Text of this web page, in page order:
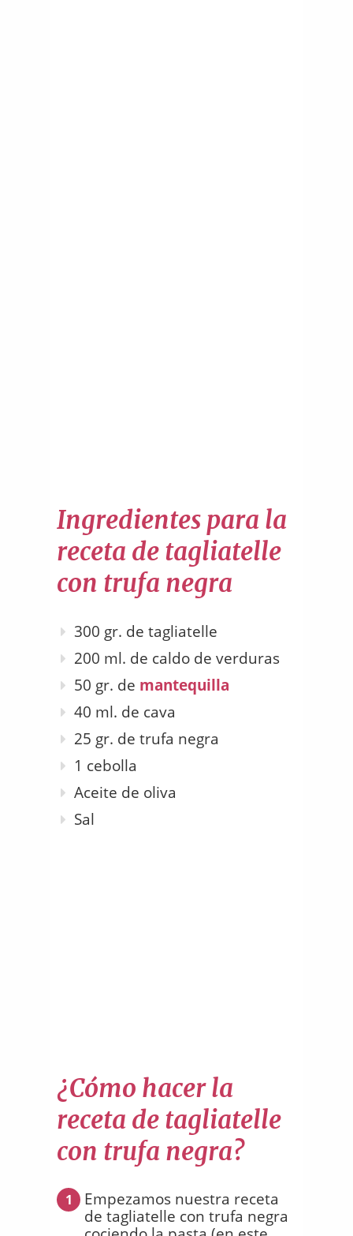
Ingredientes para la
receta de tagliatelle
con trufa negra
300 gr. de tagliatelle
200 ml. de caldo de verduras
50 gr. de mantequilla
40 ml. de cava
25 gr. de trufa negra
1 cebolla
Aceite de oliva
Sal
¿Cómo hacer la
receta de tagliatelle
con trufa negra?
1
Empezamos nuestra receta
de tagliatelle con trufa negra